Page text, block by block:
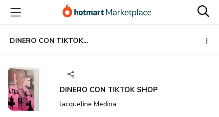
principal
página
de
página
DINERO CON TIKTOK SHOP
DINERO CON TIKTOK SHOP
Jacqueline Medina